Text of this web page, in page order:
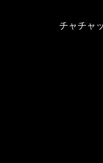
チャチャ